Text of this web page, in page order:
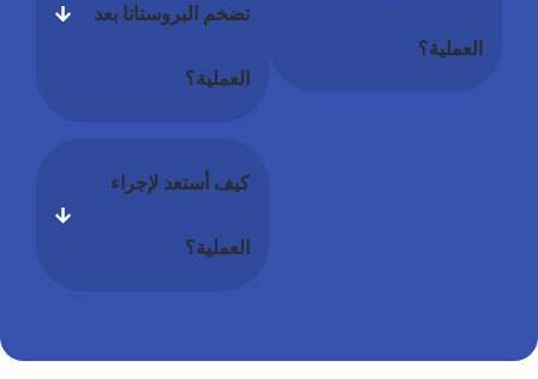
العملية؟
تضخم البروستاتا بعد
العملية؟
كيف أستعد لإجراء
العملية؟